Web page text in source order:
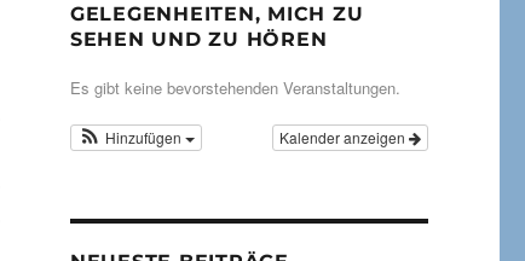
GELEGENHEITEN, MICH ZU
SEHEN UND ZU HÖREN
Es gibt keine bevorstehenden Veranstaltungen.
Kalender anzeigen
Hinzufügen